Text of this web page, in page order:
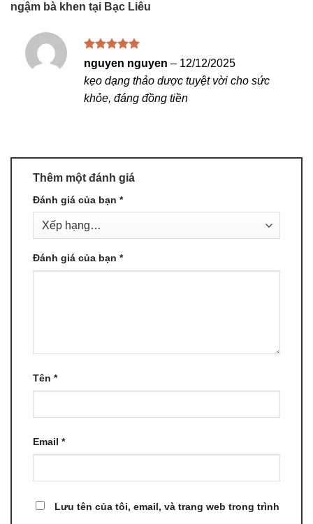
ngậm bà khen tại Bạc Liêu
Được xếp
hạng
sao
nguyen nguyen – 12/12/2025
kẹo dạng thảo dược tuyệt vời cho sức
khỏe, đáng đồng tiền
Thêm một đánh giá
Đánh giá của bạn *
Đánh giá của bạn *
Tên *
Email *
Lưu tên của tôi, email, và trang web trong trình